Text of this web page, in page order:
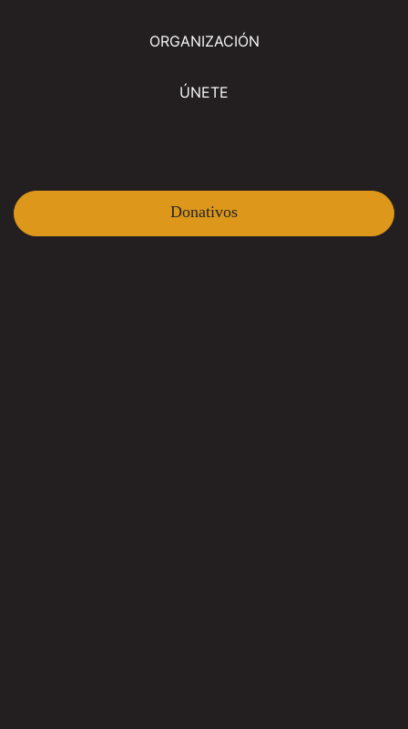
ORGANIZACIÓN
ÚNETE
Donativos